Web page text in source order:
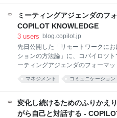
なお、下記のプロンプトは、有償
Cha
援実績へ素早くアクセスできます
ネジメント #実績 #プロジェクト推
グ #事業内容 #クライアントの声
開、リモート下でのマネジメント再
再始動 コパイロツトについて プロ
ト おしらせ まとめ・リンク集 今
籍『両利きのプロジェクトマネジ
ミーティングアジェンダのフ
COPILOT KNOWLEDGE
3 users blog.copilot.jp
先日公開した「リモートワークに
ションの方法論」に、コパイロツト
ーティングアジェンダのフォーマ
した。 blog.copilot.jp （上記のスラ
記しております） Googleスライド
ーしてご使用いただける形で公開
用途に合わせて、お使いいただけ
マネジメント コミュニケーション
変化し続けるためのふりかえ
がら自己と対話する -